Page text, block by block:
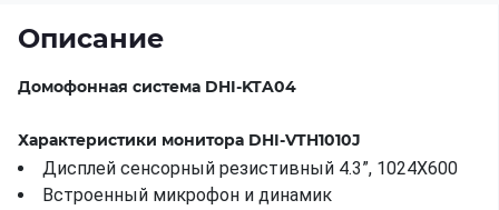
Описание
Домофонная система DHI-KTA04
Характеристики монитора DHI-VTH1010J
Дисплей сенсорный резистивный 4.3”, 1024X600
Встроенный микрофон и динамик